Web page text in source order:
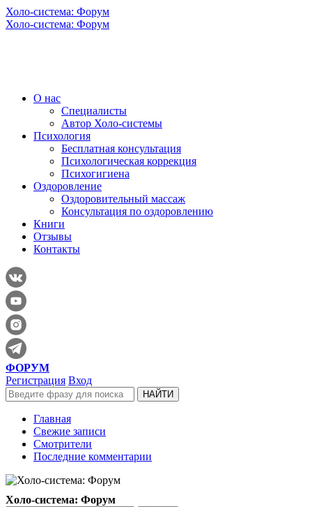
Холо-система: Форум
Холо-система: Форум
О нас
Специалисты
Автор Холо-системы
Психология
Бесплатная консультация
Психологическая коррекция
Психогигиена
Оздоровление
Оздоровительный массаж
Консультация по оздоровлению
Книги
Отзывы
Контакты
ФОРУМ
Регистрация Вход
Главная
Свежие записи
Смотрители
Последние комментарии
Холо-система: Форум